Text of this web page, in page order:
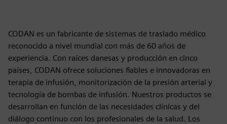
CODAN es un fabricante de sistemas de traslado médico
reconocido a nivel mundial con más de 60 años de
experiencia. Con raíces danesas y producción en cinco
países, CODAN ofrece soluciones fiables e innovadoras en
terapia de infusión, monitorización de la presión arterial y
tecnología de bombas de infusión. Nuestros productos se
desarrollan en función de las necesidades clínicas y del
diálogo continuo con los profesionales de la salud. Los